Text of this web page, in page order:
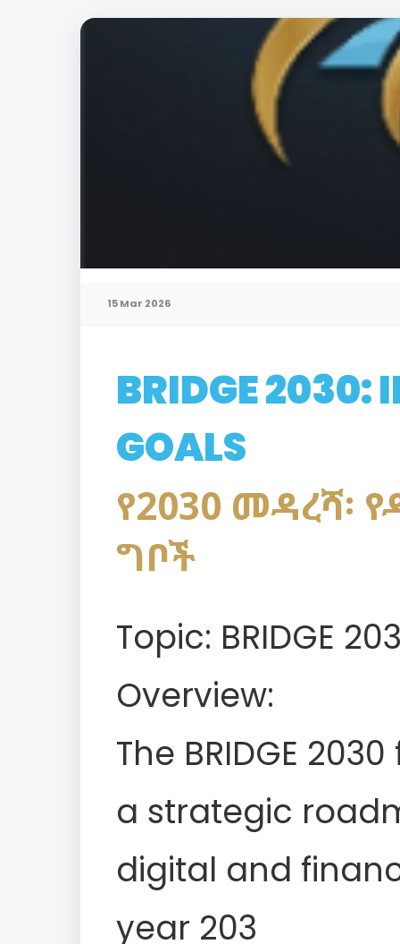
15 Mar 2026
BRIDGE 2030:
GOALS
የ2030 መዳረሻ፡
ግቦች
Topic: BRIDGE
Overview:
The BRIDGE
a strategic
digital and
year 203